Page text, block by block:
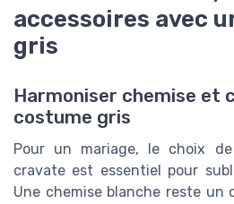
accessoires avec
gris
Harmoniser chemise et
costume gris
Pour un mariage, le choix
cravate est essentiel pour
Une chemise blanche reste un